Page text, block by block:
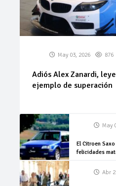
May 03, 2026 876
Adiós Alex Zanardi,
ejemplo de superación
May
El Citroen
felicidades
Abr